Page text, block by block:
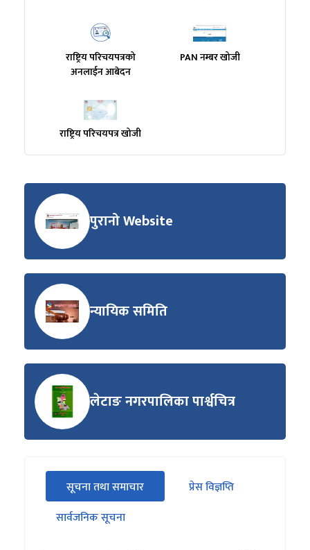
राष्ट्रिय परिचयपत्रको
अनलाईन आबेदन
PAN नम्बर खोजी
राष्ट्रिय परिचयपत्र खोजी
पुरानो Website
न्यायिक समिति
लेटाङ नगरपालिका पार्श्वचित्र
सीधा
पहिलो
ट्याबको
सूचना तथा समाचार
(सक्रिय ट्याब)
प्रेस विज्ञप्ति
सार्वजनिक सूचना